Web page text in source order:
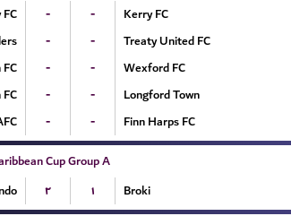
- - Kerry FC
- - Treaty United FC
- - Wexford FC
- - Longford Town
- - Finn Harps FC
Cup Group A
۲ ۱ Broki